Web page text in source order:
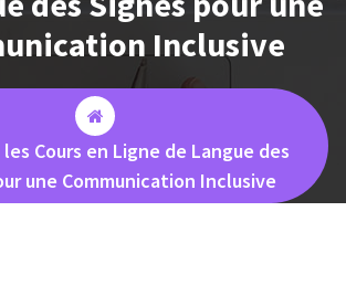
Inclusive
Cours en Ligne de Langue des
une Communication Inclusive